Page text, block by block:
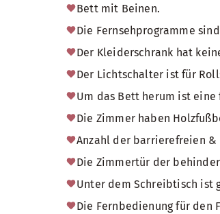
Bett mit Beinen.
Die Fernsehprogramme
Der Kleiderschrank hat
Der Lichtschalter ist für
Um das Bett herum ist eine
Die Zimmer haben
Anzahl der barrierefreien
Die Zimmertür der
Unter dem Schreibtisch ist
Die Fernbedienung für den